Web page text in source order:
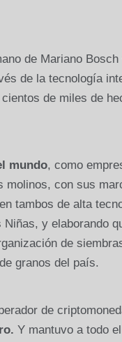
de Mariano
de la tecnología
de miles de
mundo, como
con sus
tambos de alta
y elaborando
de
granos del país.
de
Y mantuvo a todo